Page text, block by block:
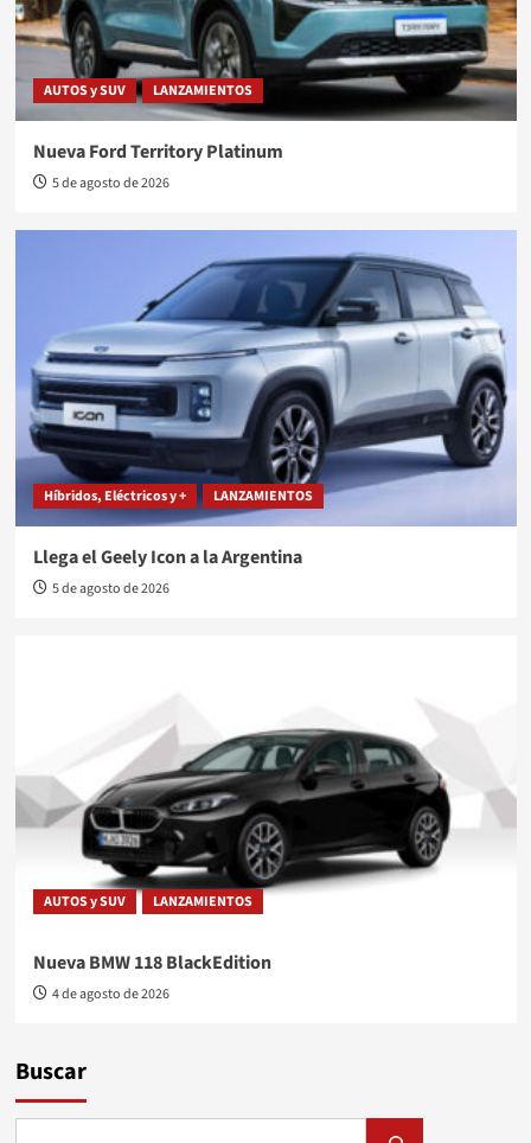
AUTOS y SUV LANZAMIENTOS
Nueva Ford Territory Platinum
5 de agosto de 2026
Híbridos, Eléctricos y + LANZAMIENTOS
Llega el Geely Icon a la Argentina
5 de agosto de 2026
AUTOS y SUV LANZAMIENTOS
Nueva BMW 118 BlackEdition
4 de agosto de 2026
Buscar